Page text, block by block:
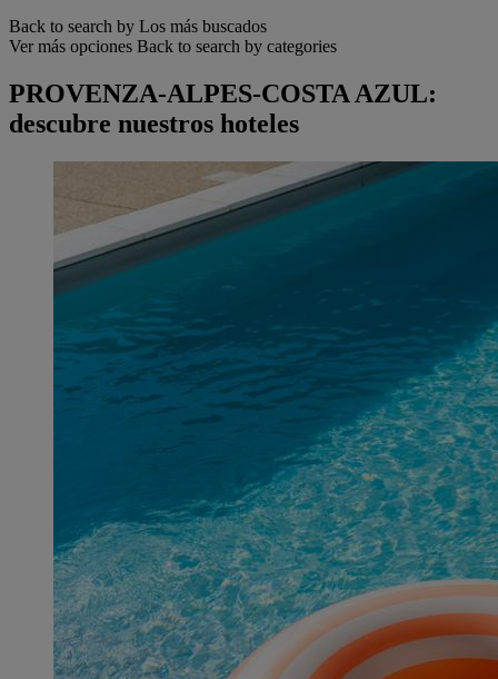
Back to search by Los más buscados
Ver más opciones Back to search by categories
PROVENZA-ALPES-COSTA AZUL:
descubre nuestros hoteles